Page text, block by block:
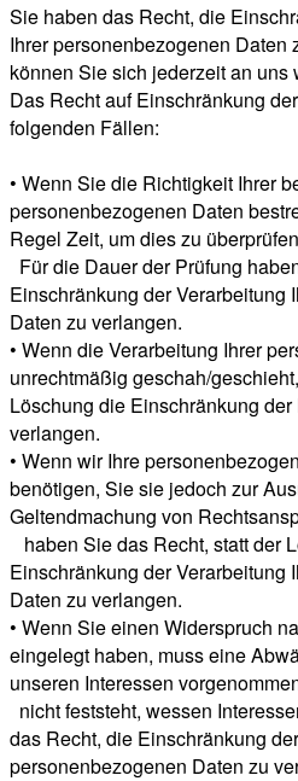
Sie haben das Recht, die
Ihrer personenbezogenen Daten
können Sie sich jederzeit an uns
Das Recht auf Einschränkung
folgenden Fällen:
• Wenn Sie die Richtigkeit Ihrer
personenbezogenen Daten
Regel Zeit, um dies zu
Für die Dauer der Prüfung
Einschränkung der Verarbeitung
Daten zu verlangen.
• Wenn die Verarbeitung Ihrer
unrechtmäßig geschah/
Löschung die Einschränkung
verlangen.
• Wenn wir Ihre
benötigen, Sie sie jedoch zur
Geltendmachung von
haben Sie das Recht, statt der
Einschränkung der Verarbeitung
Daten zu verlangen.
• Wenn Sie einen Widerspruch
eingelegt haben, muss eine
unseren Interessen
nicht feststeht, wessen
das Recht, die Einschränkung
personenbezogenen Daten zu